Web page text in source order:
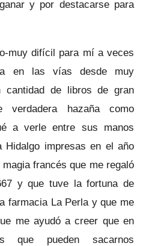
y por destacarse para
muy difícil para mí a veces
en las vías desde muy
cantidad de libros de gran
hazaña como
a verle entre sus manos
impresas en el año
francés que me regaló
y que tuve la fortuna de
farmacia La Perla y que me
me ayudó a creer que en
pueden sacarnos